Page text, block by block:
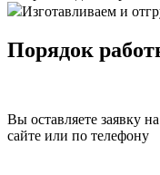
Изготавливаем и
Порядок
Вы оставляете заявку на
сайте или по телефону